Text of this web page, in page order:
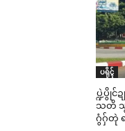
ပရိုၚ်
ပ္ဍဲပွိုင်
သတိ သွ
ဂွံဂှ်တုဲ